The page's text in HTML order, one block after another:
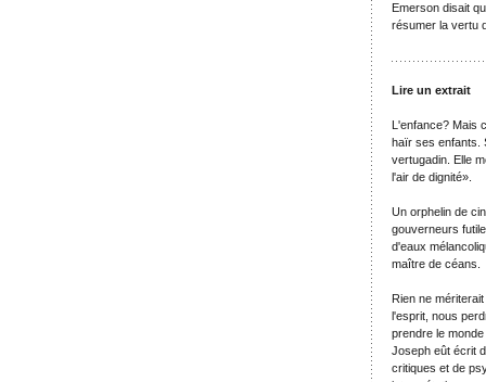
Emerson disait
résumer la vertu
Lire un extrait
L'enfance? Mais
haïr ses enfants.
vertugadin. Elle
l'air de dignité».
Un orphelin de
gouverneurs
d'eaux
maître de céans.
Rien ne
l'esprit, nous
prendre le
Joseph eût écrit
critiques et de